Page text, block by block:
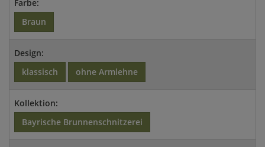
Farbe:
Braun
Design:
klassisch
ohne Armlehne
Kollektion:
Bayrische Brunnenschnitzerei